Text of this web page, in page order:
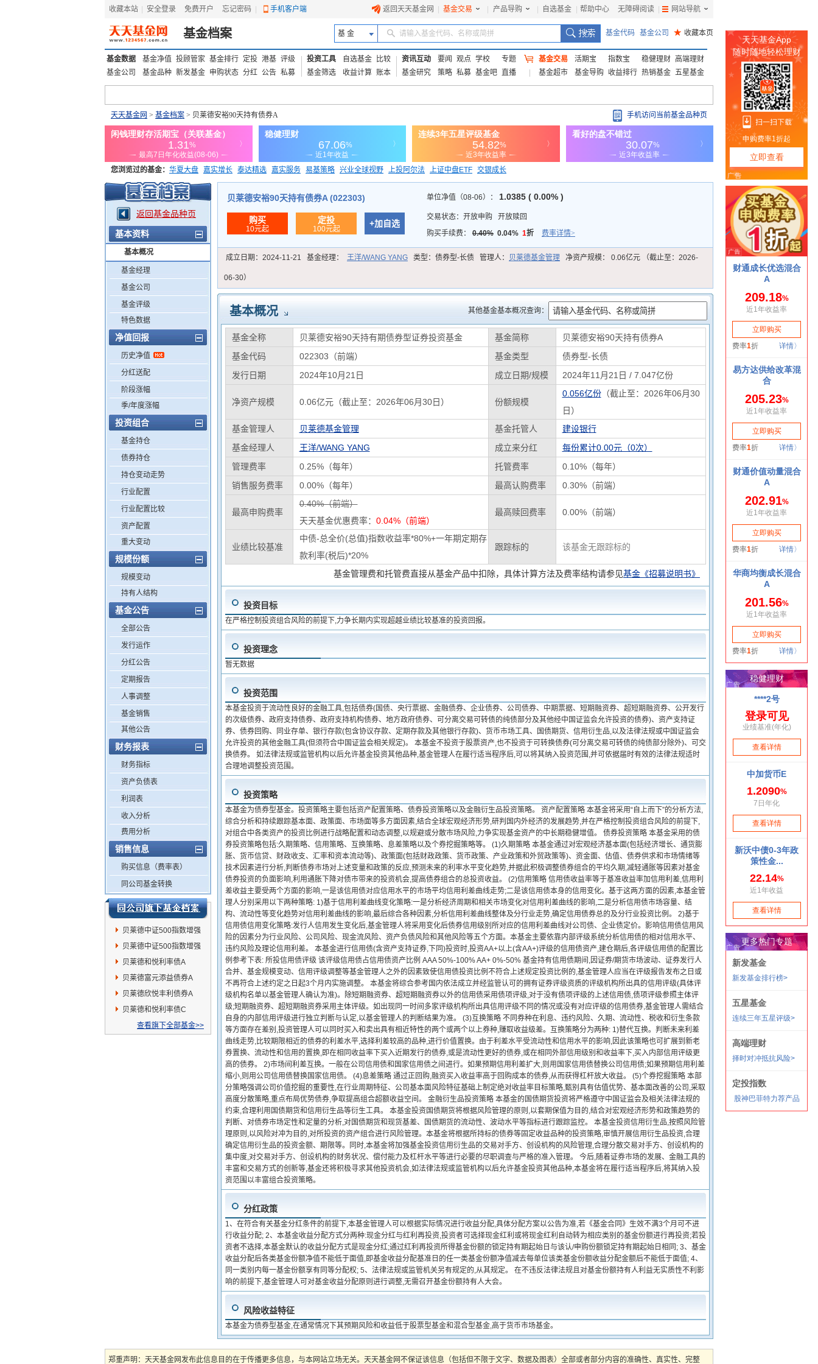
收藏本站 安全登录 免费开户 忘记密码 手机客户端 返回天天基金网 基金交易 产品导购 自选基金 帮助中心 无障碍阅读 网站导航
基金档案 基 金 请输入基金代码、名称或简拼 基金代码 基金公司 ★ 收藏本页
基金数据 基金净值 投顾管家 基金排行 定投 港基 评级
基金公司
基金品种 新发基金 申购状态 分红 公告 私募
投资工具 自选基金
比较
基金筛选
收益计算 账本
资讯互动 要闻 观点 学校
专题
基金研究
策略 私募 基金吧 直播
基金交易 活期宝 指数宝 稳健理财 高端理财
基金超市
基金导购 收益排行 热销基金 五星基金
天天基金网 > 基金档案 > 贝莱德安裕90天持有债券A 手机访问当前基金品种页
您浏览过的基金： 华夏大盘 嘉实增长 泰达精选 嘉实服务 易基策略 兴业全球视野 上投阿尔法 上证中盘ETF 交银成长
添富优势 华安宏利 上证180价值ETF
返回基金品种页
基本资料
基本概况
基金经理
基金公司
基金评级
特色数据
净值回报
历史净值
分红送配
阶段涨幅
季/年度涨幅
投资组合
基金持仓
债券持仓
持仓变动走势
行业配置
行业配置比较
资产配置
重大变动
规模份额
规模变动
持有人结构
基金公告
全部公告
发行运作
分红公告
定期报告
人事调整
基金销售
其他公告
财务报表
财务指标
资产负债表
利润表
收入分析
费用分析
销售信息
购买信息（费率表）
同公司基金转换
贝莱德中证500指数增强
C
贝莱德中证500指数增强
A
贝莱德和悦利率债A
贝莱德富元添益债券A
贝莱德欣悦丰利债券A
贝莱德和悦利率债C
查看旗下全部基金>>
贝莱德安裕90天持有债券A (022303)
购买
10元起
定投
100元起
+加自选
单位净值（08-06）： 1.0385 ( 0.00% )
交易状态： 开放申购
开放赎回
购买手续费： 0.40% 0.04% 1折 费率详情>
成立日期： 2024-11-21 基金经理： 王洋/WANG YANG 类型： 债券型-长债 管理人： 贝莱德基金管理 净资产规模： 0.06亿元 （截止至：2026-
06-30）
基本概况 其他基金基本概况查询：
基金全称 贝莱德安裕90天持有期债券型证券投资基金 基金简称
贝莱德安裕90天持有债券A
基金代码
022303（前端） 基金类型
债券型-长债
发行日期
2024年10月21日 成立日期/规模 2024年11月21日 / 7.047亿份
净资产规模 0.06亿元（截止至：2026年06月30日） 份额规模
0.056亿份（截止至：2026年06月30
日）
基金管理人
贝莱德基金管理 基金托管人
建设银行
基金经理人
王洋/WANG YANG 成立来分红
每份累计0.00元（0次）
管理费率
0.25%（每年） 托管费率
0.10%（每年）
销售服务费率
0.00%（每年） 最高认购费率 0.30%（前端）
最高申购费率
0.40%（前端）
天天基金优惠费率： 0.04%（前端）
最高赎回费率 0.00%（前端）
业绩比较基准
中债-总全价(总值)指数收益率*80%+一年期定期存
款利率(税后)*20%
跟踪标的 该基金无跟踪标的
基金管理费和托管费直接从基金产品中扣除，具体计算方法及费率结构请参见基金《招募说明书》
投资目标
在严格控制投资组合风险的前提下,力争长期内实现超越业绩比较基准的投资回报。
投资理念
暂无数据
投资范围
本基金投资于流动性良好的金融工具,包括债券(国债、央行票据、金融债券、企业债券、公司债券、中期票据、短期融资券、超短期融资券、公开发行
的次级债券、政府支持债券、政府支持机构债券、地方政府债券、可分离交易可转债的纯债部分及其他经中国证监会允许投资的债券)、资产支持证
券、债券回购、同业存单、银行存款(包含协议存款、定期存款及其他银行存款)、货币市场工具、国债期货、信用衍生品,以及法律法规或中国证监会
允许投资的其他金融工具(但须符合中国证监会相关规定)。 本基金不投资于股票资产,也不投资于可转换债券(可分离交易可转债的纯债部分除外)、可交
换债券。 如法律法规或监管机构以后允许基金投资其他品种,基金管理人在履行适当程序后,可以将其纳入投资范围,并可依据届时有效的法律法规适时
合理地调整投资范围。
投资策略
本基金为债券型基金。投资策略主要包括资产配置策略、债券投资策略以及金融衍生品投资策略。 资产配置策略 本基金将采用“自上而下”的分析方法,
综合分析和持续跟踪基本面、政策面、市场面等多方面因素,结合全球宏观经济形势,研判国内外经济的发展趋势,并在严格控制投资组合风险的前提下,
对组合中各类资产的投资比例进行战略配置和动态调整,以规避或分散市场风险,力争实现基金资产的中长期稳健增值。 债券投资策略 本基金采用的债
券投资策略包括:久期策略、信用策略、互换策略、息差策略以及个券挖掘策略等。 (1)久期策略 本基金通过对宏观经济基本面(包括经济增长、通货膨
胀、货币信贷、财政收支、汇率和资本流动等)、政策面(包括财政政策、货币政策、产业政策和外贸政策等)、资金面、估值、债券供求和市场情绪等
技术因素进行分析,判断债券市场对上述变量和政策的反应,预测未来的利率水平变化趋势,并据此积极调整债券组合的平均久期,减轻通胀等因素对基金
债券投资的负面影响,利用通胀下降对债市带来的投资机会,提高债券组合的总投资收益。 (2)信用策略 信用债收益率等于基准收益率加信用利差,信用利
差收益主要受两个方面的影响,一是该信用债对应信用水平的市场平均信用利差曲线走势;二是该信用债本身的信用变化。基于这两方面的因素,本基金管
理人分别采用以下两种策略: 1)基于信用利差曲线变化策略:一是分析经济周期和相关市场变化对信用利差曲线的影响,二是分析信用债市场容量、结
构、流动性等变化趋势对信用利差曲线的影响,最后综合各种因素,分析信用利差曲线整体及分行业走势,确定信用债券总的及分行业投资比例。 2)基于
信用债信用变化策略:发行人信用发生变化后,基金管理人将采用变化后债券信用级别所对应的信用利差曲线对公司债、企业债定价。影响信用债信用风
险的因素分为行业风险、公司风险、现金流风险、资产负债风险和其他风险等五个方面。本基金主要依靠内部评级系统分析信用债的相对信用水平、
违约风险及理论信用利差。 本基金进行信用债(含资产支持证券,下同)投资时,投资AA+以上(含AA+)评级的信用债资产,建仓期后,各评级信用债的配置比
例参考下表: 所投信用债评级 该评级信用债占信用债资产比例 AAA 50%-100% AA+ 0%-50% 基金持有信用债期间,因证券/期货市场波动、证券发行人
合并、基金规模变动、信用评级调整等基金管理人之外的因素致使信用债投资比例不符合上述规定投资比例的,基金管理人应当在评级报告发布之日或
不再符合上述约定之日起3个月内实施调整。 本基金将综合参考国内依法成立并经监管认可的拥有证券评级资质的评级机构所出具的信用评级(具体评
级机构名单以基金管理人确认为准)。除短期融资券、超短期融资券以外的信用债采用债项评级,对于没有债项评级的上述信用债,债项评级参照主体评
级;短期融资券、超短期融资券采用主体评级。如出现同一时间多家评级机构所出具信用评级不同的情况或没有对应评级的信用债券,基金管理人需结合
自身的内部信用评级进行独立判断与认定,以基金管理人的判断结果为准。 (3)互换策略 不同券种在利息、违约风险、久期、流动性、税收和衍生条款
等方面存在差别,投资管理人可以同时买入和卖出具有相近特性的两个或两个以上券种,赚取收益级差。互换策略分为两种: 1)替代互换。判断未来利差
曲线走势,比较期限相近的债券的利差水平,选择利差较高的品种,进行价值置换。由于利差水平受流动性和信用水平的影响,因此该策略也可扩展到新老
券置换、流动性和信用的置换,即在相同收益率下买入近期发行的债券,或是流动性更好的债券,或在相同外部信用级别和收益率下,买入内部信用评级更
高的债券。 2)市场间利差互换。一般在公司信用债和国家信用债之间进行。如果预期信用利差扩大,则用国家信用债替换公司信用债;如果预期信用利差
缩小,则用公司信用债替换国家信用债。 (4)息差策略 通过正回购,融资买入收益率高于回购成本的债券,从而获得杠杆放大收益。 (5)个券挖掘策略 本部
分策略强调公司价值挖掘的重要性,在行业周期特征、公司基本面风险特征基础上制定绝对收益率目标策略,甄别具有估值优势、基本面改善的公司,采取
高度分散策略,重点布局优势债券,争取提高组合超额收益空间。 金融衍生品投资策略 本基金的国债期货投资将严格遵守中国证监会及相关法律法规的
约束,合理利用国债期货和信用衍生品等衍生工具。 本基金投资国债期货将根据风险管理的原则,以套期保值为目的,结合对宏观经济形势和政策趋势的
判断、对债券市场定性和定量的分析,对国债期货和现货基差、国债期货的流动性、波动水平等指标进行跟踪监控。 本基金投资信用衍生品,按照风险管
理原则,以风险对冲为目的,对所投资的资产组合进行风险管理。本基金将根据所持标的债券等固定收益品种的投资策略,审慎开展信用衍生品投资,合理
确定信用衍生品的投资金额、期限等。同时,本基金将加强基金投资信用衍生品的交易对手方、创设机构的风险管理,合理分散交易对手方、创设机构的
集中度,对交易对手方、创设机构的财务状况、偿付能力及杠杆水平等进行必要的尽职调查与严格的准入管理。 今后,随着证券市场的发展、金融工具的
丰富和交易方式的创新等,基金还将积极寻求其他投资机会,如法律法规或监管机构以后允许基金投资其他品种,本基金将在履行适当程序后,将其纳入投
资范围以丰富组合投资策略。
分红政策
1、在符合有关基金分红条件的前提下,本基金管理人可以根据实际情况进行收益分配,具体分配方案以公告为准,若《基金合同》生效不满3个月可不进
行收益分配; 2、本基金收益分配方式分两种:现金分红与红利再投资,投资者可选择现金红利或将现金红利自动转为相应类别的基金份额进行再投资;若投
资者不选择,本基金默认的收益分配方式是现金分红;通过红利再投资所得基金份额的锁定持有期起始日与该认/申购份额锁定持有期起始日相同; 3、基金
收益分配后各类基金份额净值不能低于面值,即基金收益分配基准日的任一类基金份额净值减去每单位该类基金份额收益分配金额后不能低于面值; 4、
同一类别内每一基金份额享有同等分配权; 5、法律法规或监管机关另有规定的,从其规定。 在不违反法律法规且对基金份额持有人利益无实质性不利影
响的前提下,基金管理人可对基金收益分配原则进行调整,无需召开基金份额持有人大会。
风险收益特征
本基金为债券型基金,在通常情况下其预期风险和收益低于股票型基金和混合型基金,高于货币市场基金。
郑重声明：天天基金网发布此信息目的在于传播更多信息，与本网站立场无关。天天基金网不保证该信息（包括但不限于文字、数据及图表）全部或者部分内容的准确性、真实性、完整